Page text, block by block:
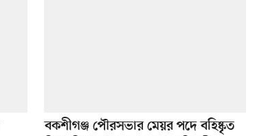
বকশীগঞ্জ পৌরসভার মেয়র পদে বহিষ্কৃত